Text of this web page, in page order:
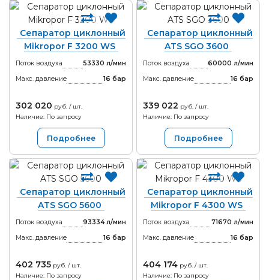
Сепаратор циклонный
Mikropor F 3200 WS
Поток воздуха
53330 л/мин
Макс. давление
16 бар
302 020 руб. / шт.
Наличие: По запросу
Подробнее
Сепаратор циклонный
ATS SGO 3600
Поток воздуха
60000 л/мин
Макс. давление
16 бар
339 022 руб. / шт.
Наличие: По запросу
Подробнее
Сепаратор циклонный
ATS SGO 5600
Поток воздуха
93334 л/мин
Макс. давление
16 бар
402 735 руб. / шт.
Наличие: По запросу
Сепаратор циклонный
Mikropor F 4300 WS
Поток воздуха
71670 л/мин
Макс. давление
16 бар
404 174 руб. / шт.
Наличие: По запросу